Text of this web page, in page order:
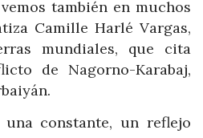
también en muchos
Camille Harlé Vargas,
mundiales, que cita
de Nagorno-Karabaj,
una constante, un reflejo